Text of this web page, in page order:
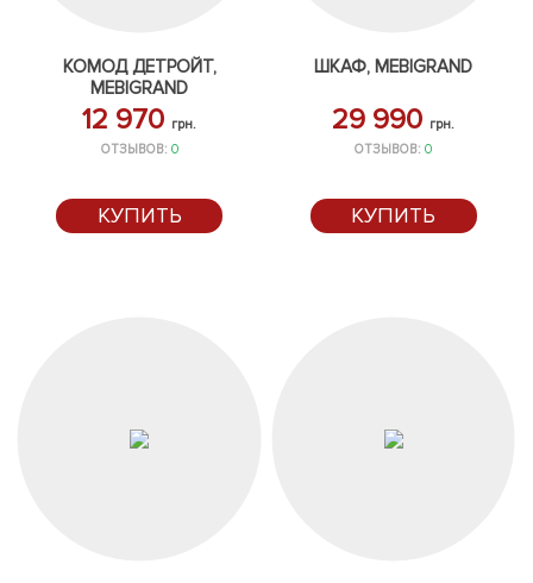
КОМОД ДЕТРОЙТ,
MEBIGRAND
12 970 грн.
ОТЗЫВОВ: 0
КУПИТЬ
ШКАФ, MEBIGRAND
29 990 грн.
ОТЗЫВОВ:0
КУПИТЬ